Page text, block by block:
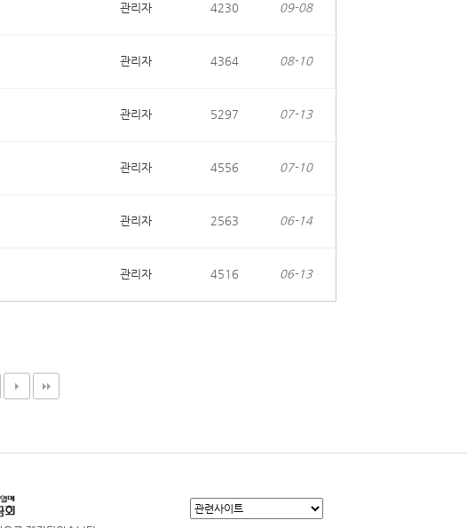
관리자 4230 09-08
관리자 4364 08-10
관리자 5297 07-13
관리자 4556 07-10
관리자 2563 06-14
관리자 4516 06-13